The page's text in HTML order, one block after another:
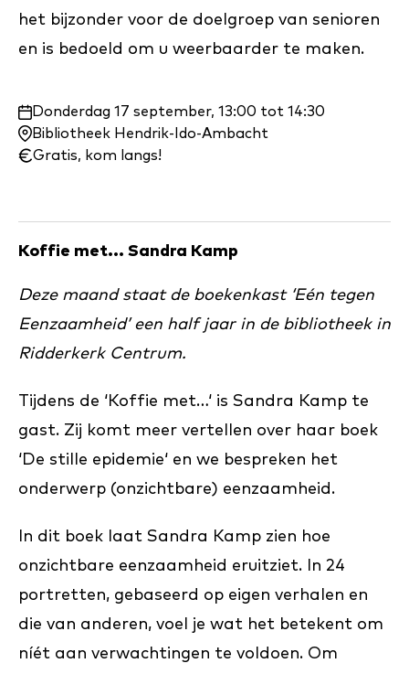
het bijzonder voor de doelgroep van senioren
en is bedoeld om u weerbaarder te maken.
Waar
en
wanneer:
Donderdag 17 september, 13:00 tot 14:30
Bibliotheek Hendrik-Ido-Ambacht
Gratis, kom langs!
Koffie met... Sandra Kamp
Deze maand staat de boekenkast ‘Eén tegen
Eenzaamheid’ een half jaar in de bibliotheek in
Ridderkerk Centrum.
Tijdens de ‘Koffie met…‘ is Sandra Kamp te
gast. Zij komt meer vertellen over haar boek
‘De stille epidemie‘ en we bespreken het
onderwerp (onzichtbare) eenzaamheid.
In dit boek laat Sandra Kamp zien hoe
onzichtbare eenzaamheid eruitziet. In 24
portretten, gebaseerd op eigen verhalen en
die van anderen, voel je wat het betekent om
níét aan verwachtingen te voldoen. Om